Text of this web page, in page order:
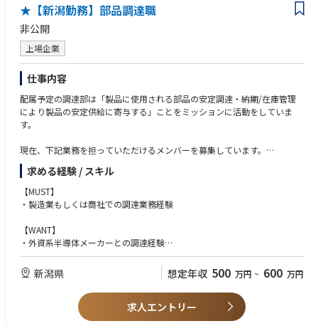
国内外の石油・ガス（Oil & Gas）の探鉱・開発・生産、再生可能エネルギ
ー、水素・アンモニア等の新エネルギーをはじめとした新分野の事業化推
進において必要とされる各種設備、資機材、工事（含EPCプロジェク
ト）、サービス等の契約・調達、サプライチェーン、保険手配を担ってい
ます。
★【新潟勤務】部品調達職
非公開
上場企業
仕事内容
配属予定の調達部は「製品に使用される部品の安定調達・納期/在庫管理
により製品の安定供給に寄与する」ことをミッションに活動をしていま
す。
現在、下記業務を担っていただけるメンバーを募集しています。
■ご担当予定業務
・調達環境に応じたプロセス改善による安定化推進
※市場・顧客の環境変化を見据えた調達行動で、逼迫回避と納期順守の改
・情報戦略を駆使した調達PDCAの展開 等
・社内、海外現地法人等の多くの部門と関わりが持て、製品や工程の仕様
を理解することができる
・グローバルに跨る業務に携わることができる
将来的には、適性や希望を考慮し、海外赴任、マネジメントの経験も積ん
求める経験 / スキル
【MUST】
・製造業もしくは商社での調達業務経験
【WANT】
・外資系半導体メーカーとの調達経験
・自動車業界でのご経験
新潟県 想定年収 500 万円 ~ 600 万円
求人エントリー